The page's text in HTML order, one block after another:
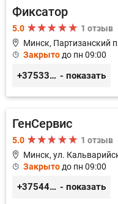
Фиксатор
5.0
1 отзыв
Минск, Партизанский
Закрытодо пн 09:00
+375336617270 - показать
ГенСервис
5.0
1 отзыв
Минск, ул.
Закрыто до пн 09:00
+375444649592 - показать